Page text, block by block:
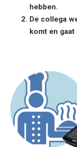
hebben.
De collega
komt en